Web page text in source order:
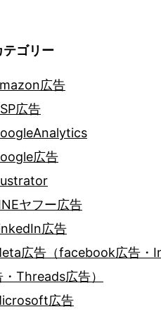
テゴリー
広告
広告
広告
ヤフー広告
広告
広告（facebook広告・
・Threads広告）
広告